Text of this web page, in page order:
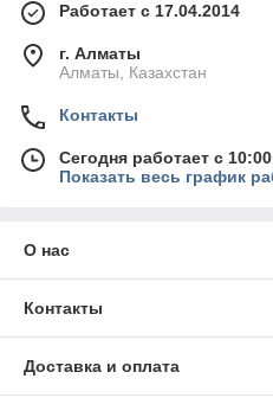
Работает с 17.04.2014
г. Алматы
Алматы, Казахстан
Контакты
Сегодня работает с
Показать весь график
О нас
Контакты
Доставка и оплата